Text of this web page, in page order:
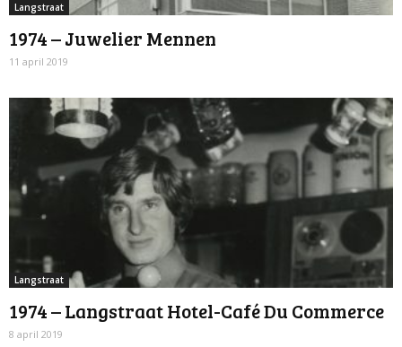
Langstraat
1974 – Juwelier Mennen
11 april 2019
Langstraat
1974 – Langstraat Hotel-Café Du Commerce
8 april 2019